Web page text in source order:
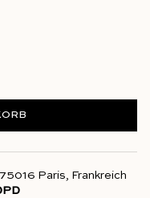
Paris, Frankreich